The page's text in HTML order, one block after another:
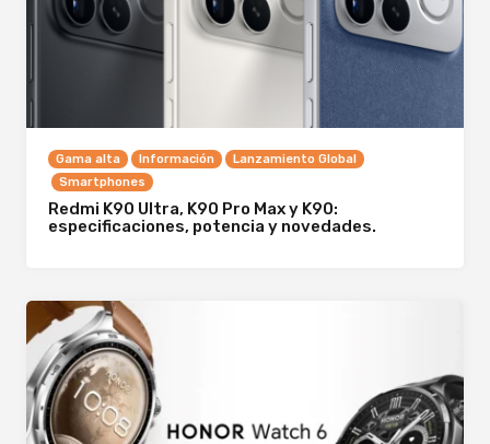
Gama alta Información
Lanzamiento Global
Smartphones
Redmi K90 Ultra, K90 Pro Max y K90:
especificaciones, potencia y novedades.